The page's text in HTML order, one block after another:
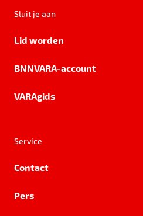
Sluit je aan
Lid worden
BNNVARA-account
VARAgids
Service
Contact
Pers